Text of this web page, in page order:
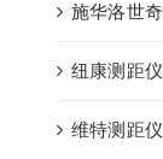
施华洛世
纽康测距仪
维特测距仪